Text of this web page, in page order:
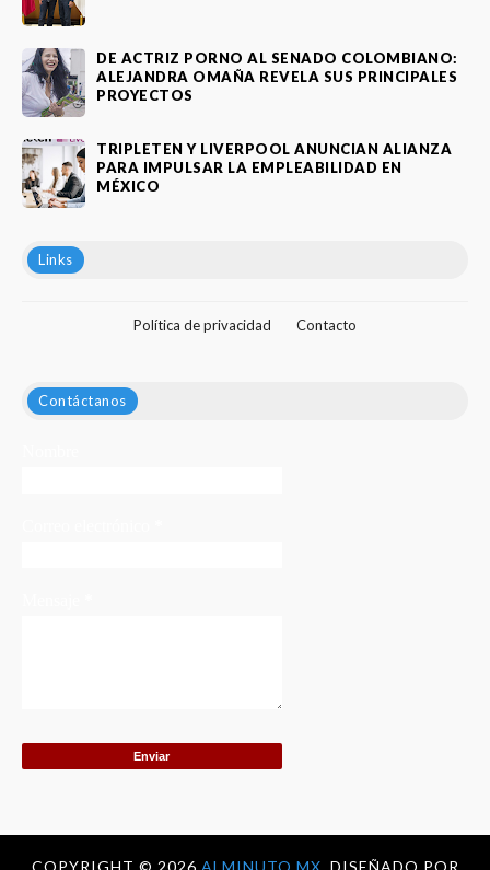
DE ACTRIZ PORNO AL SENADO COLOMBIANO:
ALEJANDRA OMAÑA REVELA SUS PRINCIPALES
PROYECTOS
TRIPLETEN Y LIVERPOOL ANUNCIAN ALIANZA
PARA IMPULSAR LA EMPLEABILIDAD EN
MÉXICO
Links
Política de privacidad Contacto
Contáctanos
COPYRIGHT © 2026 ALMINUTO.MX. DISEÑADO POR